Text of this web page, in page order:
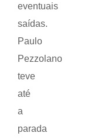
eventuais
saídas.
Paulo
Pezzolano
teve
até
a
parada